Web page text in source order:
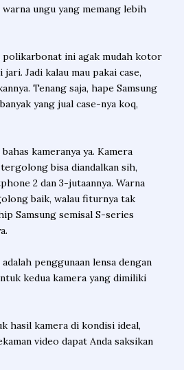
ungu yang memang lebih
polikarbonat ini agak mudah kotor
Jadi kalau mau pakai case,
Tenang saja, hape Samsung
yang jual case-nya koq,
kameranya ya. Kamera
bisa diandalkan sih,
2 dan 3-jutaannya. Warna
baik, walau fiturnya tak
Samsung semisal S-series
penggunaan lensa dengan
kedua kamera yang dimiliki
hasil kamera di kondisi ideal,
video dapat Anda saksikan